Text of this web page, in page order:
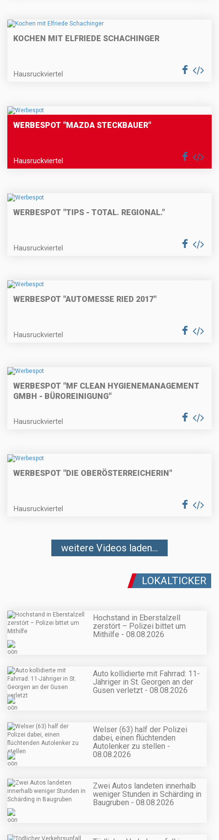
KOCHEN MIT ELFRIEDE SCHACHINGER
Hausruckviertel
WERBESPOT "MAZDA STECKBAUER"
Hausruckviertel
WERBESPOT "TIPS - TOTAL. REGIONAL."
Hausruckviertel
WERBESPOT "AUTOMESSE RIED 2017"
Hausruckviertel
WERBESPOT "MF CLEAN HYGIENEMANAGEMENT
GMBH - BÜROREINIGUNG"
Hausruckviertel
WERBESPOT "DIE OBERÖSTERREICHERIN"
Hausruckviertel
weitere Videos laden...
LOKALTICKER
Hochstand in Eberstalzell
zerstört – Polizei bittet um
Mithilfe - 08.08.2026
Auto kollidierte mit Fahrrad: 11-
Jähriger in St. Georgen an der
Gusen verletzt - 08.08.2026
Welser (63) half der Polizei
dabei, einen flüchtenden
Autolenker zu stellen -
08.08.2026
Zwei Autos landeten innerhalb
weniger Stunden in Schärding in
Baugruben - 08.08.2026